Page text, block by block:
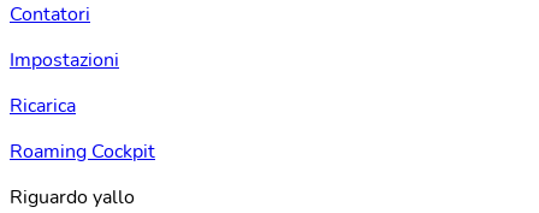
Contatori
Impostazioni
Ricarica
Roaming Cockpit
Riguardo yallo